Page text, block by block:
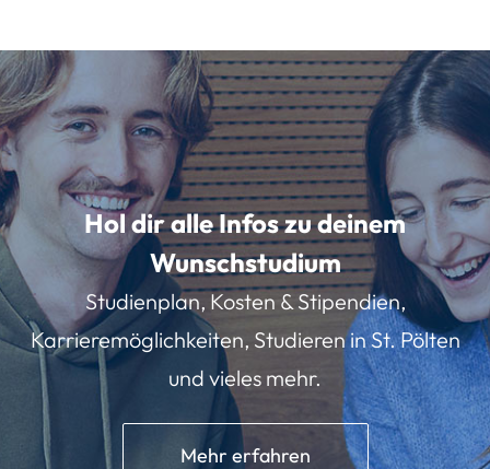
Hol dir alle Infos zu deinem
Wunschstudium
Studienplan, Kosten & Stipendien,
Karrieremöglichkeiten, Studieren in St. Pölten
und vieles mehr.
Mehr erfahren